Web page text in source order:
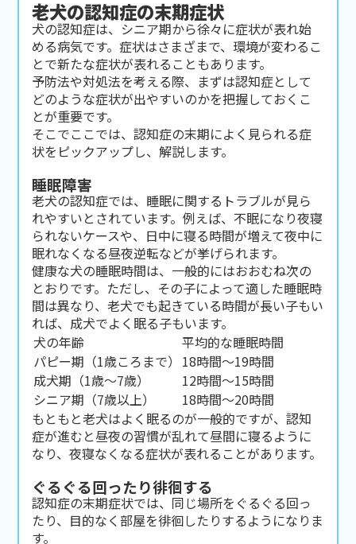
老犬の認知症の末期症状
犬の認知症は、シニア期から徐々に症状が表れ始
める病気です。症状はさまざまで、環境が変わるこ
とで新たな症状が表れることもあります。
予防法や対処法を考える際、まずは認知症として
どのような症状が出やすいのかを把握しておくこ
とが重要です。
そこでここでは、認知症の末期によく見られる症
状をピックアップし、解説します。
睡眠障害
老犬の認知症では、睡眠に関するトラブルが見ら
れやすいとされています。例えば、不眠になり夜寝
られないケースや、日中に寝る時間が増えて夜中に
眠れなくなる昼夜逆転などが挙げられます。
健康な犬の睡眠時間は、一般的にはおおむね次の
とおりです。ただし、その子によって適した睡眠時
間は異なり、老犬でも起きている時間が長い子もい
れば、成犬でよく眠る子もいます。
犬の年齢
平均的な睡眠時間
パピー期（1歳ころまで） 18時間〜19時間
成犬期（1歳〜7歳）
12時間〜15時間
シニア期（7歳以上）
18時間〜20時間
もともと老犬はよく眠るのが一般的ですが、認知
症が進むと昼夜の習慣が乱れて昼間に寝るように
なり、夜寝なくなる症状が表れることがあります。
ぐるぐる回ったり徘徊する
認知症の末期症状では、同じ場所をぐるぐる回っ
たり、目的なく部屋を徘徊したりするようになりま
す。